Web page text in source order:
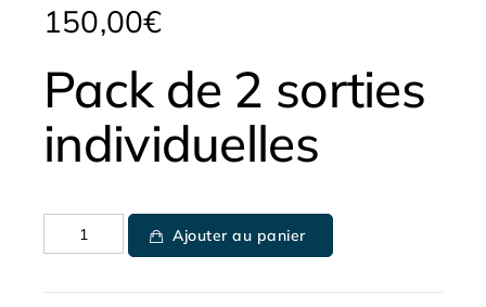
150,00€
Pack de 2 sorties
individuelles
Ajouter au panier